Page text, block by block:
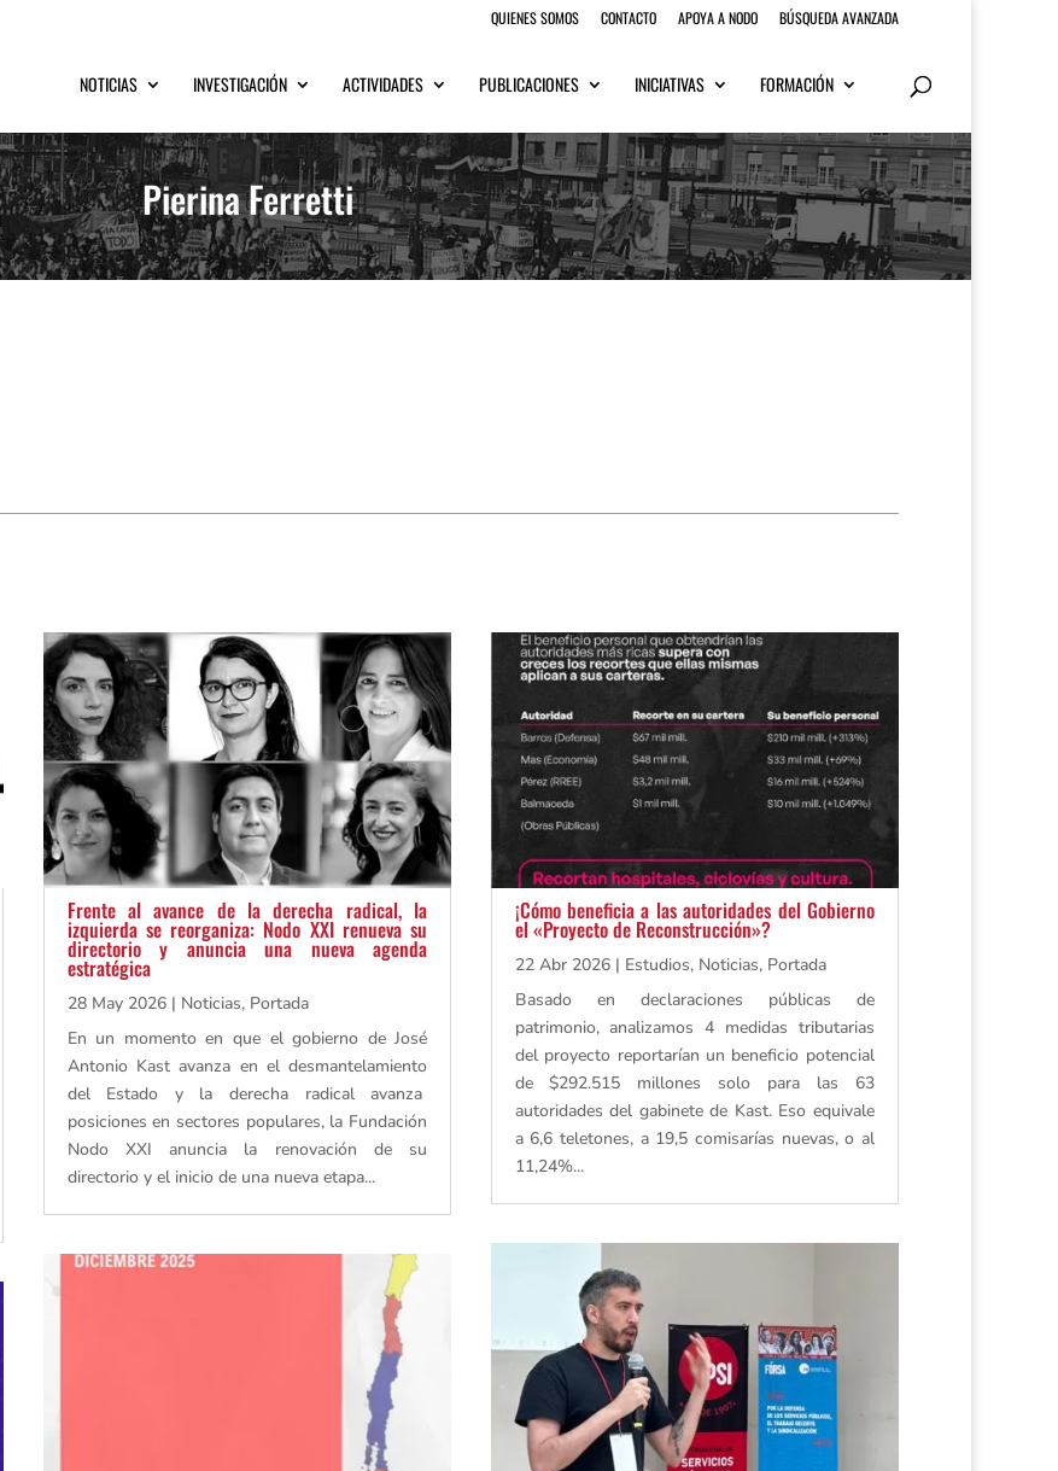
QUIENES SOMOS CONTACTO APOYA A NODO BÚSQUEDA AVANZADA
NOTICIAS INVESTIGACIÓN ACTIVIDADES PUBLICACIONES INICIATIVAS FORMACIÓN
Pierina Ferretti
Frente al avance de la derecha radical, la
izquierda se reorganiza: Nodo XXI renueva su
directorio y anuncia una nueva agenda
estratégica
28 May 2026| Noticias, Portada
En un momento en que el gobierno de José
Antonio Kast avanza en el desmantelamiento
del Estado y la derecha radical avanza
posiciones en sectores populares, la Fundación
Nodo XXI anuncia la renovación de su
directorio y el inicio de una nueva etapa...
¡Cómo beneficia a las autoridades del Gobierno
el «Proyecto de Reconstrucción»?
22 Abr 2026| Estudios, Noticias, Portada
Basado en declaraciones públicas de
patrimonio, analizamos 4 medidas tributarias
del proyecto reportarían un beneficio potencial
de $292.515 millones solo para las 63
autoridades del gabinete de Kast. Eso equivale
a 6,6 teletones, a 19,5 comisarías nuevas, o al
11,24%...